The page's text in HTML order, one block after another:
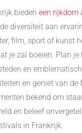
bieden een rijkdom
diversiteit aan
film, sport of kunst
je zal boeien. Plan je
en
en geniet van de
bekend om
en beleef
in Frankrijk.